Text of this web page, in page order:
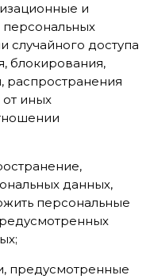
и
случайного доступа
блокирования,
распространения
иных
данных,
персональные
предусмотренные